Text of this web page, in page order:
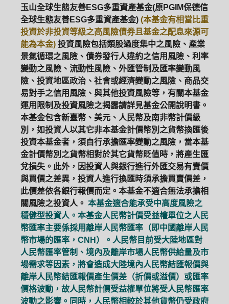
玉山全球生態友善ESG多重資產基金(原PGIM保德信
全球生態友善ESG多重資產基金) (本基金有相當比重
投資於非投資等級之高風險債券且基金之配息來源可
能為本金) 投資風險包括類股過度集中之風險、產業
景氣循環之風險、債券發行人違約之信用風險、利率
變動之風險、流動性風險、外匯管制及匯率變動風
險、投資地區政治、社會或經濟變動之風險、商品交
易對手之信用風險、與其他投資風險等，有關本基金
運用限制及投資風險之揭露請詳見基金公開說明書。
本基金包含新臺幣、美元、人民幣及南非幣計價級
別，如投資人以其它非本基金計價幣別之貨幣換匯後
投資本基金者，須自行承擔匯率變動之風險，當本基
金計價幣別之貨幣相對於其它貨幣貶值時，將產生匯
兌損失。此外，因投資人與銀行進行外匯交易有賣價
與買價之差異，投資人進行換匯時須承擔買賣價差，
此價差依各銀行報價而定。本基金不適合無法承擔相
關風險之投資人。 本基金適合能承受中高度風險之
穩健型投資人。本基金人民幣計價受益權單位之人民
幣匯率主要係採用離岸人民幣匯率（即中國離岸人民
幣市場的匯率，CNH）。人民幣目前受大陸地區對
人民幣匯率管制、境內及離岸市場人民幣供給量及市
場需求等因素，將會造成大陸境內人民幣結匯報價與
離岸人民幣結匯報價產生價差（折價或溢價）或匯率
價格波動，故人民幣計價受益權單位將受人民幣匯率
波動之影響。同時，人民幣相較於其他貨幣仍受政府